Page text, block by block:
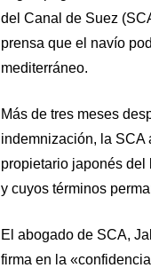
del Canal de Suez
prensa que el navío
mediterráneo.
Más de tres meses
indemnización, la SCA
propietario japonés del
y cuyos términos
El abogado de SCA,
firma en la